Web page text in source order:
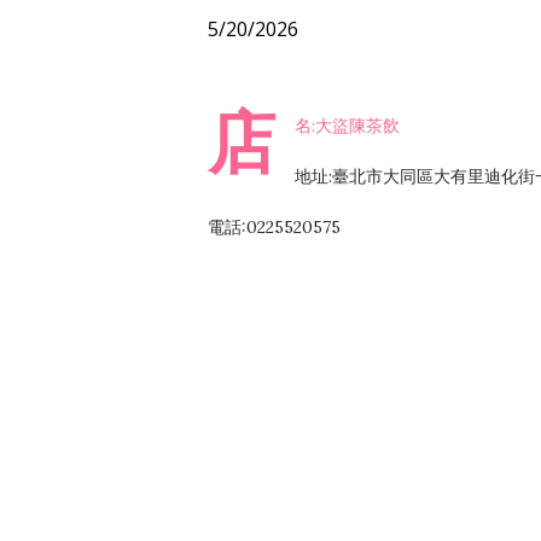
5/20/2026
店 名:大盜陳茶飲
地址:臺北市大同區大有里迪化街
電話:0225520575